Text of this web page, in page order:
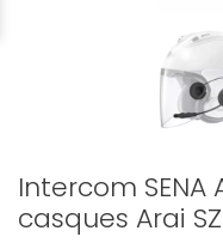
Intercom SENA
casques Arai